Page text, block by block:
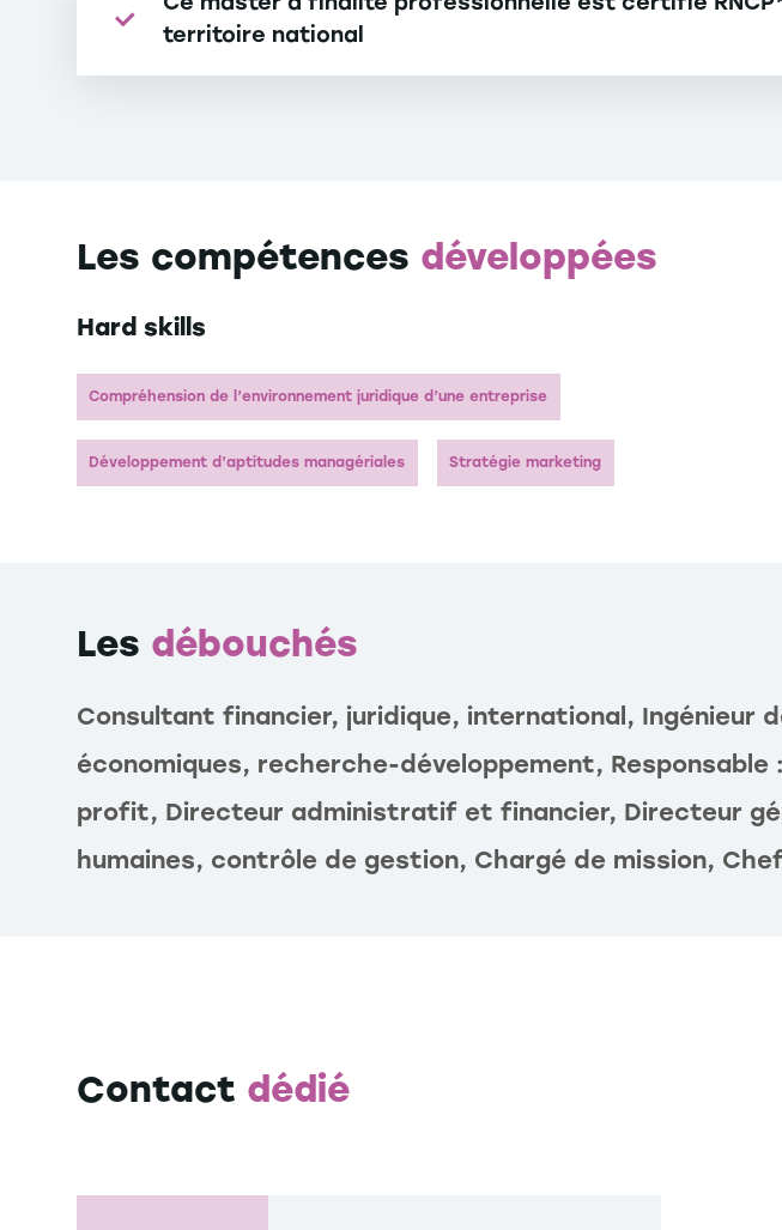
territoire national
Les compétences développées
Hard skills
Compréhension de l’environnement juridique d’une entreprise
Développement d’aptitudes managériales Stratégie marketing
Les débouchés
Consultant financier, juridique, international, Ingénieur
économiques, recherche-développement,
profit, Directeur administratif et financier, Directeur
humaines, contrôle de gestion, Chargé de mission,
Contact dédié